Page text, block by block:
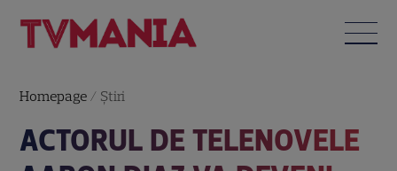
Homepage / Știri
ACTORUL DE TELENOVELE